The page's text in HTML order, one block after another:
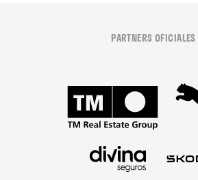
PARTNERS OFICIALES